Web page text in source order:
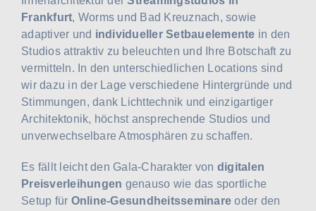
Frankfurt, Worms und Bad Kreuznach, sowie
adaptiver und individueller Setbauelemente in den
Studios attraktiv zu beleuchten und Ihre Botschaft zu
vermitteln. In den unterschiedlichen Locations sind
wir dazu in der Lage verschiedene Hintergründe und
Stimmungen, dank Lichttechnik und einzigartiger
Architektonik, höchst ansprechende Studios und
unverwechselbare Atmosphären zu schaffen.
Es fällt leicht den Gala-Charakter von digitalen
Preisverleihungen genauso wie das sportliche
Setup für Online-Gesundheitsseminare oder den